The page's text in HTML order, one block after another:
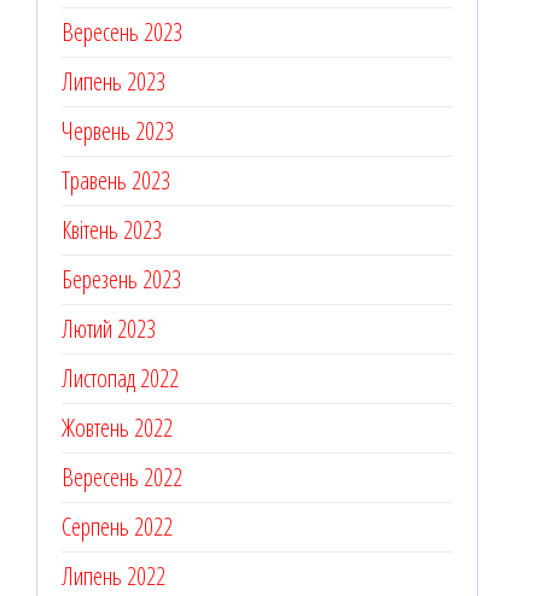
Вересень 2023
Липень 2023
Червень 2023
Травень 2023
Квітень 2023
Березень 2023
Лютий 2023
Листопад 2022
Жовтень 2022
Вересень 2022
Серпень 2022
Липень 2022